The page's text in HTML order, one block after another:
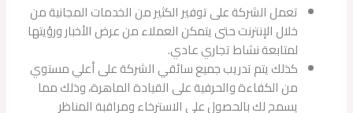
تعمل الشركة على توفير الكثير من الخدمات المجانية من
خلال الإنترنت حتى يتمكن العملاء من عرض الأخبار ورؤيتها
لمتابعة نشاط تجاري عادي.
كذلك يتم تدريب جميع سائقي الشركة على أعلي مستوي
من الكفاءة والحرفية على القيادة الماهرة، وذلك مما
يسمح لك بالحصول على الاسترخاء ومراقبة المناظر